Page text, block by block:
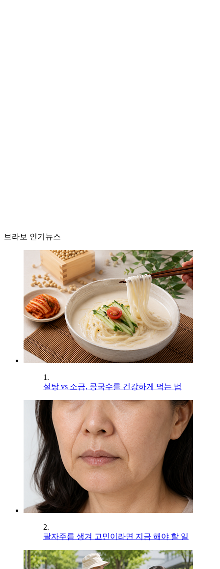
브라보 인기뉴스
1.
설탕 vs 소금, 콩국수를 건강하게 먹는 법
2.
팔자주름 생겨 고민이라면 지금 해야 할 일